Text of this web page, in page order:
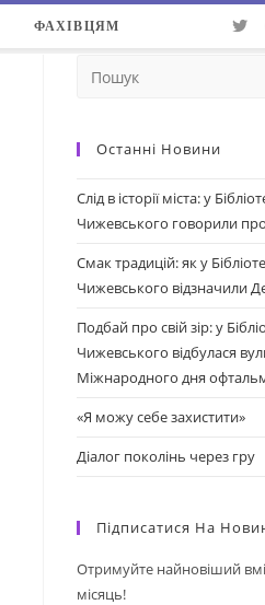
ФАХІВЦЯМ
Останні Новини
Слід в історії міста: у
Чижевського говорили про
Смак традицій: як у
Чижевського відзначили
Подбай про свій зір: у
Чижевського відбулася
Міжнародного дня
«Я можу себе захистити»
Діалог поколінь через гру
Підписатися На
Отримуйте найновіший
місяць!